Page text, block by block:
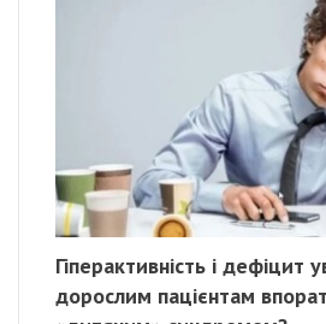
Гіперактивність і дефіцит
дорослим пацієнтам